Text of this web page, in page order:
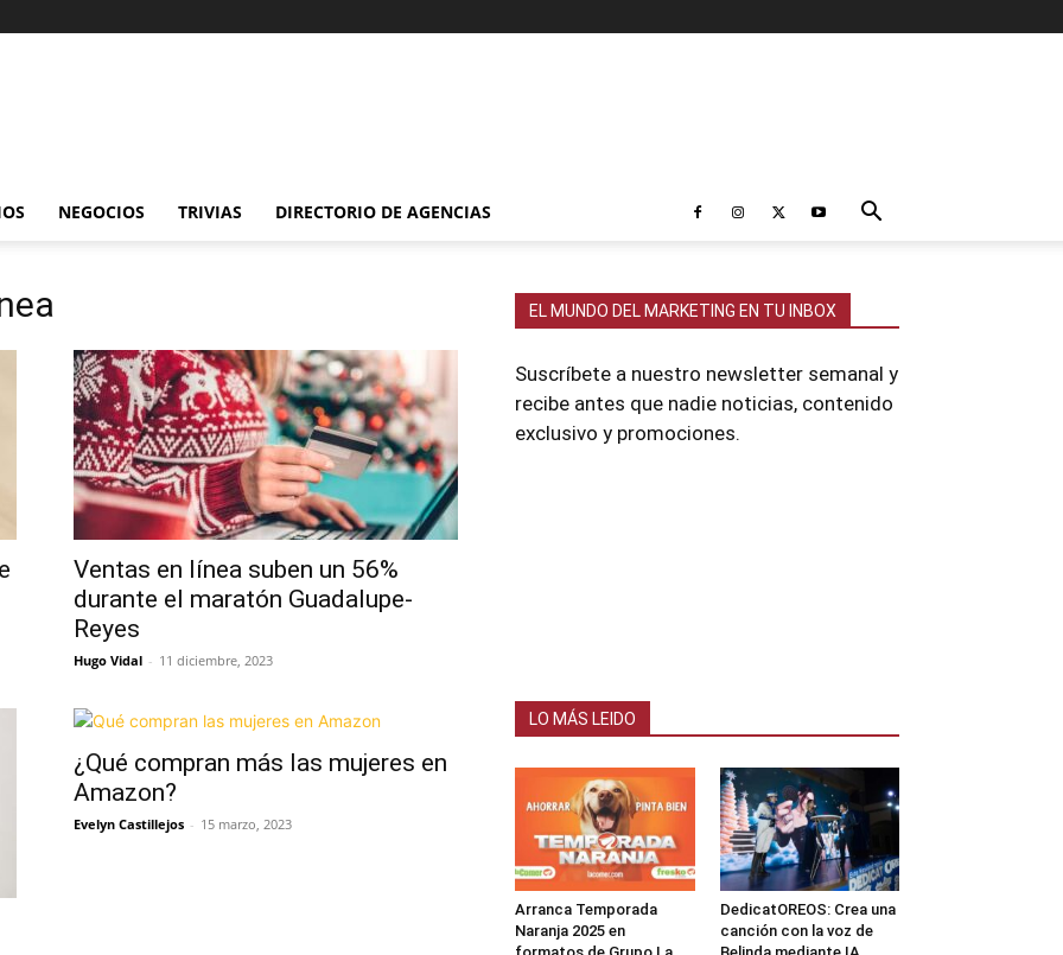
NEGOCIOS TRIVIAS DIRECTORIO DE AGENCIAS
Ventas en línea suben un 56%
durante el maratón Guadalupe-
Reyes
Hugo Vidal - 11 diciembre, 2023
¿Qué compran más las mujeres en
Amazon?
Evelyn Castillejos - 15 marzo, 2023
EL MUNDO DEL MARKETING EN TU INBOX
Suscríbete a nuestro newsletter semanal y
recibe antes que nadie noticias, contenido
exclusivo y promociones.
LO MÁS LEIDO
Arranca Temporada
Naranja 2025 en
DedicatOREOS: Crea una
canción con la voz de